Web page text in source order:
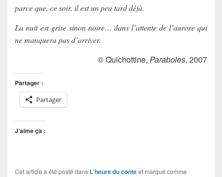
parce que, ce soir, il est un peu tard déjà.
La nuit est grise sinon noire… dans l’attente de l’aurore qui
ne manquera pas d’arriver.
© Quichottine, Paraboles, 2007
Partager :
Partager
J’aime ça :
Cet article a été posté dans L'heure du conteet marqué comme